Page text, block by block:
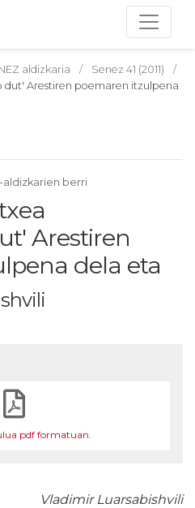
aldizkaria
Senez 41 (2011)
dut' Arestiren poemaren itzulpena
berri
Arestiren
dela eta
pdf formatuan.
Vladimir Luarsabishvili